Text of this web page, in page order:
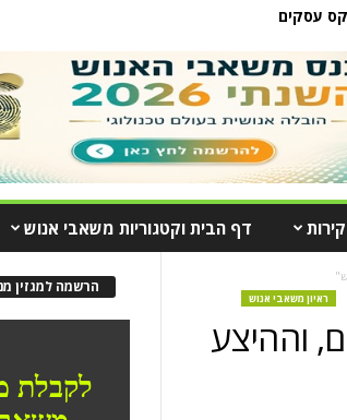
עסקים
דף הבית וקטגוריות משאבי אנוש
ראיון משאבי אנוש
וההיצע
הרשמה למגזין